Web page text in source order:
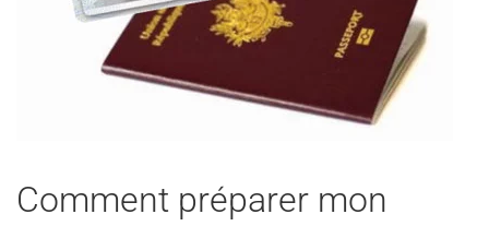
Comment préparer mon